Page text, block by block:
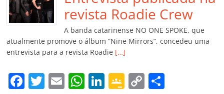
o
k
p a
ss
ro
o
m
k h
ar
revista Roadie Crew
A banda catarinense NO ONE SPOKE, que
atualmente promove o álbum “Nine Mirrors”, concedeu uma
entrevista para a revista Roadie […]
F T E W Li G C